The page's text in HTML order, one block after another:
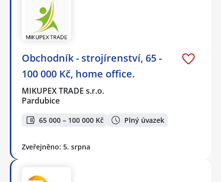
Obchodník - strojírenství, 65 -
100 000 Kč, home office.
MIKUPEX TRADE s.r.o.
Pardubice
65 000 – 100 000 Kč Plný úvazek
Zveřejněno: 5. srpna